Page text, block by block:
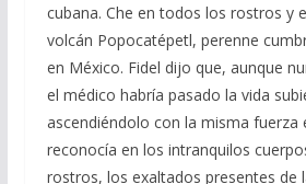
cubana. Che en todos los rostros y
volcán Popocatépetl, perenne
en México. Fidel dijo que, aunque
el médico habría pasado la vida
ascendiéndolo con la misma fuerza
reconocía en los intranquilos
rostros, los exaltados presentes de